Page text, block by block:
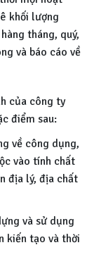
khối lượng
tháng, quý,
và báo cáo về
của công ty
điểm sau:
về công dụng,
vào tính chất
địa lý, địa chất
và sử dụng
kiến tạo và thời